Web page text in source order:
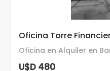
Oficina Torre
Oficina en Alquiler en
U$D 480